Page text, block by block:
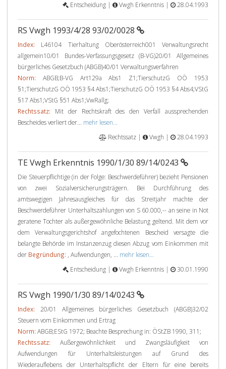
Entscheidung |
Vwgh Erkenntnis | 28.04.1993
RS Vwgh 1993/4/28 93/02/0028
Index: L46104 Tierhaltung Oberösterreich001 Verwaltungsrecht
allgemein10/01 Bundes-Verfassungsgesetz (B-VG)20/01 Allgemeines
bürgerliches Gesetzbuch (ABGB)40/01 Verwaltungsverfahren
Norm: ABGB;B-VG Art129a Abs1 Z1;TierschutzG OÖ 1953
§1;TierschutzG OÖ 1953 §4 Abs1;TierschutzG OÖ 1953 §4 Abs4;VStG
§17 Abs1;VStG §51 Abs1;VwRallg;
Rechtssatz: Mit der Rechtskraft des den Verfall aussprechenden
Bescheides verliert der... mehr lesen...
Rechtssatz |
Vwgh | 28.04.1993
TE Vwgh Erkenntnis 1990/1/30 89/14/0243
Die Steuerpflichtige (in der Folge: Beschwerdeführer) bezieht Pensionen
von zwei Sozialversicherungsträgern. Bei Durchführung des
amtswegigen Jahresausgleiches für das Streitjahr machte der
Beschwerdeführer Unterhaltszahlungen von S 60.000,-- an seine in Not
geratene Tochter als außergewöhnliche Belastung geltend. Mit dem vor
dem Verwaltungsgerichtshof angefochtenen Bescheid versagte die
belangte Behörde im Instanzenzug diesen Abzug vom Einkommen mit
der Begründung: , Aufwendungen, ... mehr lesen...
Entscheidung |
Vwgh Erkenntnis | 30.01.1990
RS Vwgh 1990/1/30 89/14/0243
Index: 20/01 Allgemeines bürgerliches Gesetzbuch (ABGB)32/02
Steuern vom Einkommen und Ertrag
Norm: ABGB;EStG 1972; Beachte Besprechung in: ÖStZB 1990, 311;
Rechtssatz: Außergewöhnlichkeit und Zwangsläufigkeit von
Aufwendungen für Unterhaltsleistungen auf Grund des
Wiederauflebens der Unterhaltspflicht der Eltern für eine bereits